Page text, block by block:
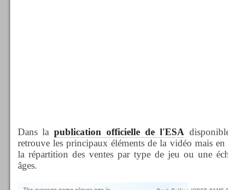
Dans lapublication officielle de l'ESA
retrouve les principaux éléments de la vidéo mais
la répartition des ventes par type de jeu ou une
âges.